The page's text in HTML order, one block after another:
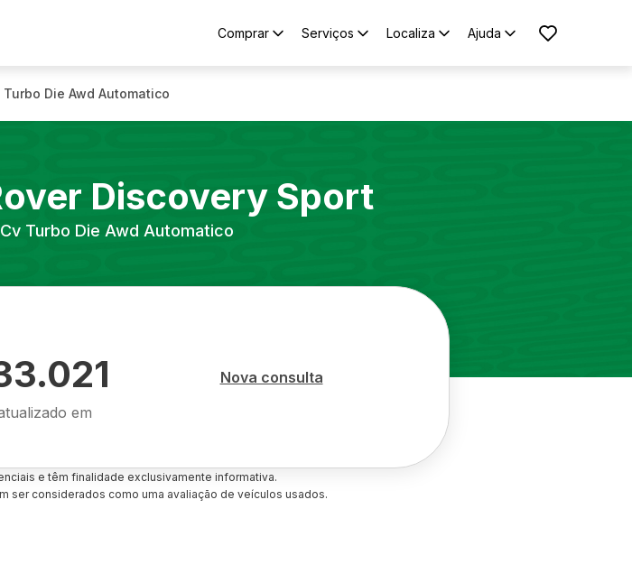
Comprar Serviços Localiza Ajuda
Turbo Die Awd Automatico
Discovery Sport
Turbo Die Awd Automatico
em
Nova consulta
e têm finalidade exclusivamente informativa.
ser considerados como uma avaliação de veículos usados.